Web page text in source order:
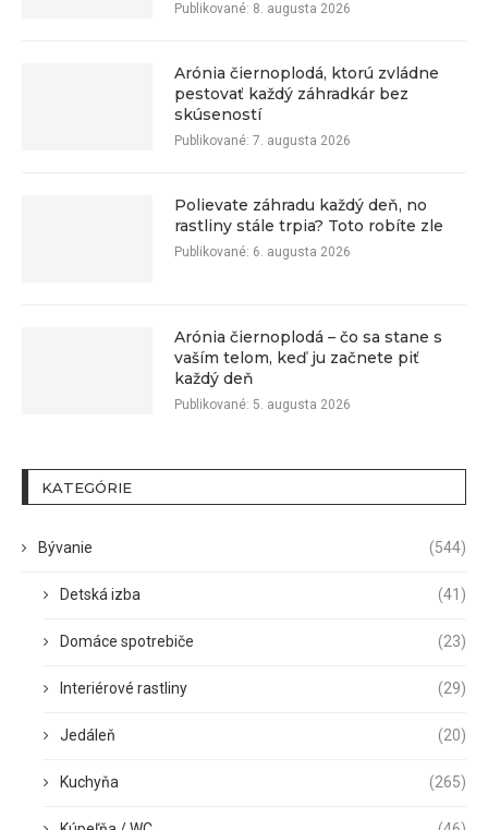
Publikované: 8. augusta 2026
Arónia čiernoplodá, ktorú zvládne
pestovať každý záhradkár bez
skúseností
Publikované: 7. augusta 2026
Polievate záhradu každý deň, no
rastliny stále trpia? Toto robíte zle
Publikované: 6. augusta 2026
Arónia čiernoplodá – čo sa stane s
vaším telom, keď ju začnete piť
každý deň
Publikované: 5. augusta 2026
KATEGÓRIE
Bývanie (544)
Detská izba (41)
Domáce spotrebiče (23)
Interiérové rastliny (29)
Jedáleň (20)
Kuchyňa (265)